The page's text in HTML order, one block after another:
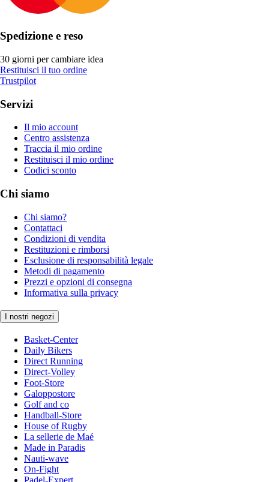
Spedizione e reso
30 giorni per cambiare idea
Restituisci il tuo ordine
Trustpilot
Servizi
Il mio account
Centro assistenza
Traccia il mio ordine
Restituisci il mio ordine
Codici sconto
Chi siamo
Chi siamo?
Contattaci
Condizioni di vendita
Restituzioni e rimborsi
Esclusione di responsabilità legale
Metodi di pagamento
Prezzi e opzioni di consegna
Informativa sulla privacy
I nostri negozi
Basket-Center
Daily Bikers
Direct Running
Direct-Volley
Foot-Store
Galoppostore
Golf and co
Handball-Store
House of Rugby
La sellerie de Maé
Made in Paradis
Nauti-wave
On-Fight